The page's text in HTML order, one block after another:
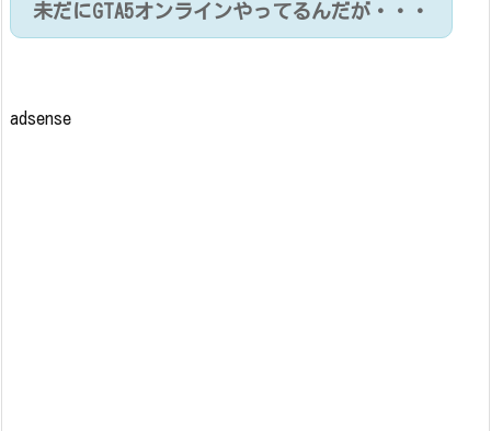
未だにGTA5オンラインやってるんだが・・・
adsense